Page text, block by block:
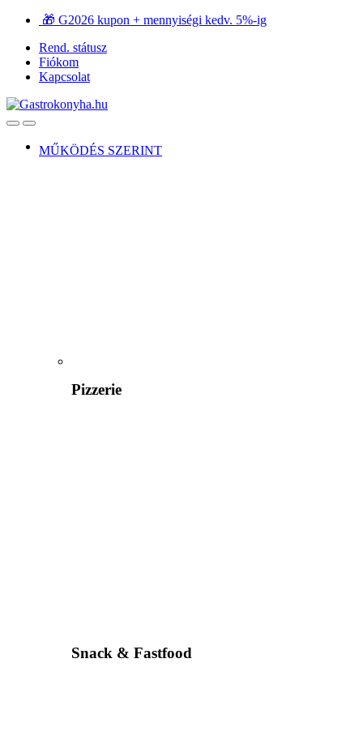
Ugrás
navigációhoz
Ugrás
tartalomra
🎁 G2026 kupon + mennyiségi kedv. 5%-ig
Rend. státusz
Fiókom
Kapcsolat
OpenClose
MŰKÖDÉS SZERINT
Pizzerie
Snack & Fastfood